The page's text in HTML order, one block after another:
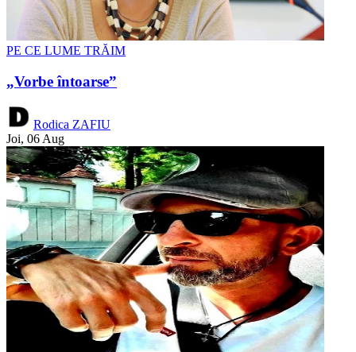
PE CE LUME TRĂIM
„Vorbe întoarse”
Rodica ZAFIU
Joi, 06 Aug